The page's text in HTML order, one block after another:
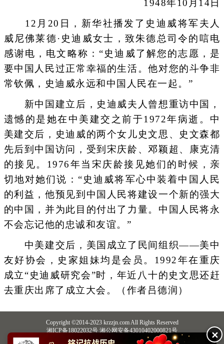
1948年10月14日
12月20日，新华社播发了史迪威将军夫人
威尼佛莱德·史迪威女士，致朱德总司令的唁电
感谢电，电文略称：“史迪威了解您的志愿，是
要中国人民过正常幸福的生活。他对您的斗争非
常钦佩，史迪威永远和中国人民在一起。”
新中国建立后，史迪威夫人曾想重访中国，
遗憾的是她在中美建交之前于1972年病逝。中
美建交后，史迪威的两个女儿史文思、史文森都
先后到中国访问，受到宋庆龄、邓颖超、康克清
的接见。1976年当宋庆龄接见她们的时候，亲
切地对她们说：“史迪威将军心中装着中国人民
的利益，他预见到中国人民将建设一个新的强大
的中国，并为此目的付出了力量。中国人民将永
不会忘记他的忠诚和友谊。”
中美建交后，美国成立了民间组织——美中
友好协会，史家姐妹均是会员。1992年在重庆
成立“史迪威研究会”时，年近八十的史文思还赶
去重庆出席了成立大会。（作者吕德润）
Copyright ©2014-2023 krzzjn.com All Rights Reserved
湘ICP备18022032号 湘公网安备43010402000821号
中央网信办违法和不良信息举报中心
长沙市互联网违法和不良信息举报中心✕